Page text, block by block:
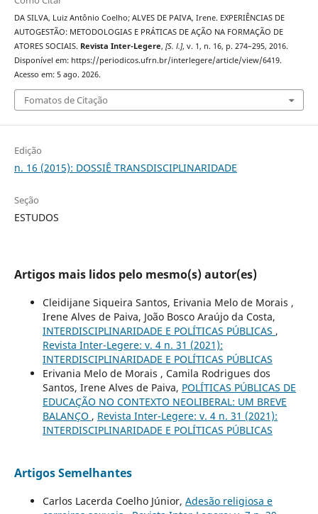
DA SILVA, Luiz Antônio Coelho; ALVES DE PAIVA, Irene. EXPERIÊNCIAS DE
AUTOGESTÃO: METODOLOGIAS E PRÁTICAS DE AÇÃO NA FORMAÇÃO DE
ATORES SOCIAIS. Revista Inter-Legere, [S. l.], v. 1, n. 16, p. 274–295, 2016.
Disponível em: https://periodicos.ufrn.br/interlegere/article/view/6419.
Acesso em: 5 ago. 2026.
Fomatos de Citação
Edição
n. 16 (2015): DOSSIÊ TRANSDISCIPLINARIDADE
Seção
ESTUDOS
Artigos mais lidos pelo mesmo(s) autor(es)
Cleidijane Siqueira Santos, Erivania Melo de Morais ,
Irene Alves de Paiva, João Bosco Araújo da Costa,
INTERDISCIPLINARIDADE E POLÍTICAS PÚBLICAS ,
Revista Inter-Legere: v. 4 n. 31 (2021):
INTERDISCIPLINARIDADE E POLÍTICAS PÚBLICAS
Erivania Melo de Morais , Camila Rodrigues dos
Santos, Irene Alves de Paiva, POLÍTICAS PÚBLICAS DE
EDUCAÇÃO NO CONTEXTO NEOLIBERAL: UM BREVE
BALANÇO , Revista Inter-Legere: v. 4 n. 31 (2021):
INTERDISCIPLINARIDADE E POLÍTICAS PÚBLICAS
Artigos Semelhantes
Carlos Lacerda Coelho Júnior, Adesão religiosa e